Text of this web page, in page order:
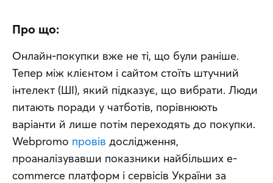
Про що:
Онлайн-покупки вже не ті, що були раніше.
Тепер між клієнтом і сайтом стоїть штучний
інтелект (ШІ), який підказує, що вибрати. Люди
питають поради у чатботів, порівнюють
варіанти й лише потім переходять до покупки.
Webpromo провів дослідження,
проаналізувавши показники найбільших e-
commerce платформ і сервісів України за